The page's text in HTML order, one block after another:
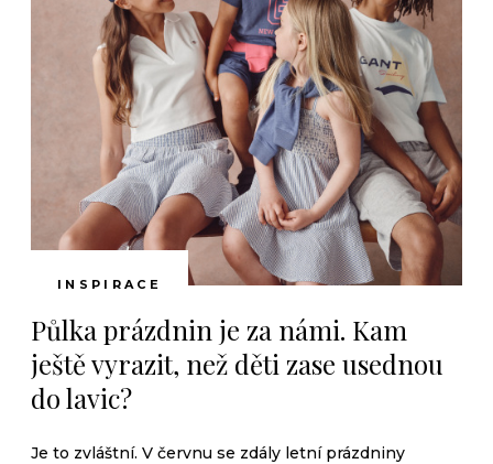
INSPIRACE
Půlka prázdnin je za námi. Kam
ještě vyrazit, než děti zase usednou
do lavic?
Je to zvláštní. V červnu se zdály letní prázdniny